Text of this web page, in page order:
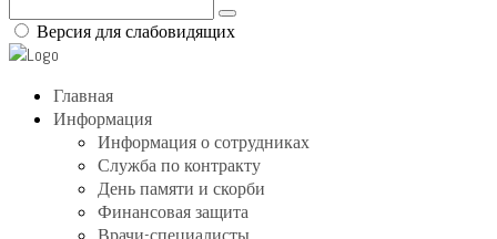
Версия для слабовидящих
Главная
Информация
Информация о сотрудниках
Служба по контракту
День памяти и скорби
Финансовая защита